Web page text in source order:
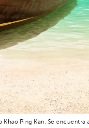
Ping Kan. Se